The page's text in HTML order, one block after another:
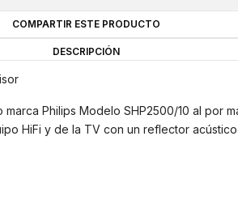
COMPARTIR ESTE PRODUCTO
DESCRIPCIÓN
Philips Modelo SHP2500/10 al por
HiFi y de la TV con un reflector